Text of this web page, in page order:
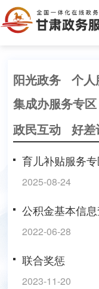
阳光政务 个人
集成办服务专区
政民互动 好差
育儿补贴服务
2025-08-24
公积金基本信
2022-06-28
联合奖惩
2023-11-20